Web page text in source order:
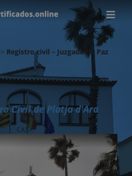
Registro civil – Juzgado de Paz
Civil de Platja d'Aro